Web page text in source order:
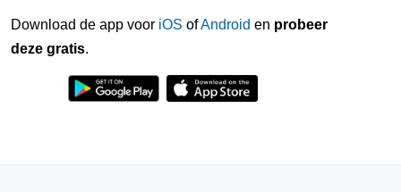
Download de app voor iOS ofAndroid en probeer
deze gratis.